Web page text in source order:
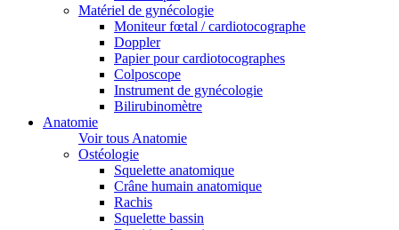
Matériel de gynécologie
Moniteur fœtal / cardiotocographe
Doppler
Papier pour cardiotocographes
Colposcope
Instrument de gynécologie
Bilirubinomètre
Anatomie
Voir tous Anatomie
Ostéologie
Squelette anatomique
Crâne humain anatomique
Rachis
Squelette bassin